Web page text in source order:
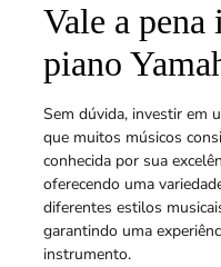
Vale a
piano
Sem dúvida, investir em
que muitos músicos
conhecida por sua
oferecendo uma
diferentes estilos
garantindo uma
instrumento.